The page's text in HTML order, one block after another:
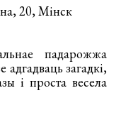
20, Мінск
падарожжа
адгадваць загадкі,
і проста весела